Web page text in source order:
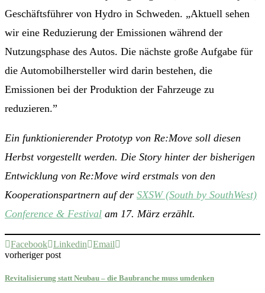
Geschäftsführer von Hydro in Schweden. „Aktuell sehen
wir eine Reduzierung der Emissionen während der
Nutzungsphase des Autos. Die nächste große Aufgabe für
die Automobilhersteller wird darin bestehen, die
Emissionen bei der Produktion der Fahrzeuge zu
reduzieren.”
Ein funktionierender Prototyp von Re:Move soll diesen
Herbst vorgestellt werden. Die Story hinter der bisherigen
Entwicklung von Re:Move wird erstmals von den
Kooperationspartnern auf der SXSW (South by SouthWest)
Conference & Festival am 17. März erzählt.
Facebook Linkedin
Email
vorheriger post
Revitalisierung statt Neubau – die Baubranche muss umdenken